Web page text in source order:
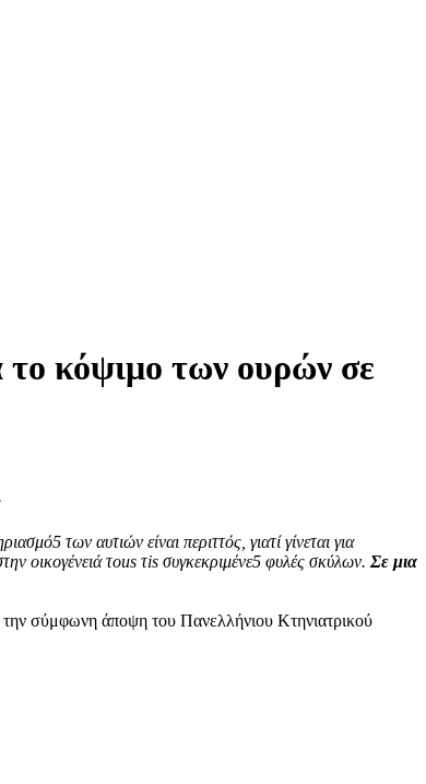
κόψιμο των ουρών σε
των αυτιών είναι περιττός, γιατί γίνεται για
οικογένειά τous τis συγκεκριμένε5 φυλές σκύλων. Σε μια
την σύμφωνη άποψη του Πανελλήνιου Κτηνιατρικού